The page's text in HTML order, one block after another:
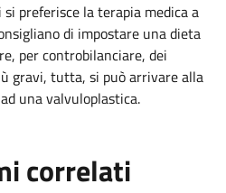
preferisce la terapia medica a
di impostare una dieta
per controbilanciare, dei
gravi, tutta, si può arrivare alla
una valvuloplastica.
correlati